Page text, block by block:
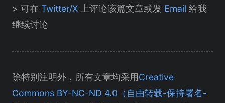
> 可在 Twitter/X 上评论该篇文章或发 Email 给我
继续讨论
除特别注明外，所有文章均采用Creative
Commons BY-NC-ND 4.0（自由转载-保持署名-